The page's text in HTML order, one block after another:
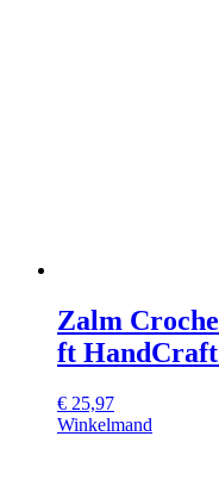
Zalm
ft
€ 25,97
Winkelmand